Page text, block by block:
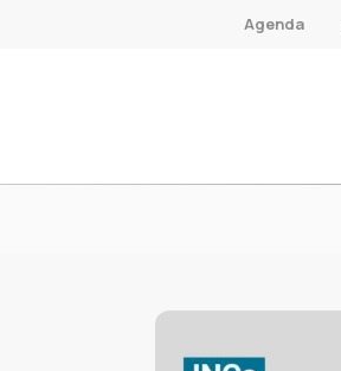
Agenda